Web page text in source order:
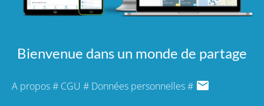
Bienvenue dans un monde de partage
A propos# CGU # Données personnelles#